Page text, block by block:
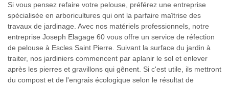
Si vous pensez refaire votre pelouse, préférez une entreprise
spécialisée en arboricultures qui ont la parfaire maîtrise des
travaux de jardinage. Avec nos matériels professionnels, notre
entreprise Joseph Elagage 60 vous offre un service de réfection
de pelouse à Escles Saint Pierre. Suivant la surface du jardin à
traiter, nos jardiniers commencent par aplanir le sol et enlever
après les pierres et gravillons qui gênent. Si c'est utile, ils mettront
du compost et de l'engrais écologique selon le résultat de